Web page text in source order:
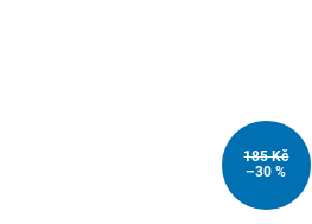
185 Kč
–30 %